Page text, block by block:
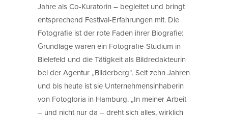
Jahre als Co-Kuratorin – begleitet und bringt
entsprechend Festival-Erfahrungen mit. Die
Fotografie ist der rote Faden ihrer Biografie:
Grundlage waren ein Fotografie-Studium in
Bielefeld und die Tätigkeit als Bildredakteurin
bei der Agentur „Bilderberg“. Seit zehn Jahren
und bis heute ist sie Unternehmensinhaberin
von Fotogloria in Hamburg. „In meiner Arbeit
– und nicht nur da – dreht sich alles, wirklich